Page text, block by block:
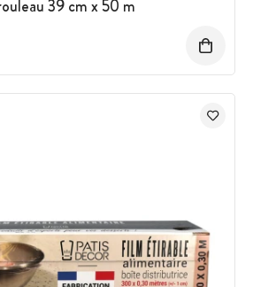
39 cm x 50 m
: